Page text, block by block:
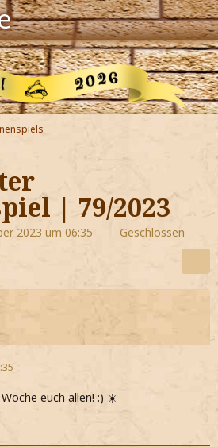
werden!
| 79/2023
2023 um 06:35 Geschlossen
euch allen! :) ☀️